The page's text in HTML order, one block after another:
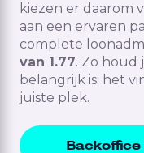
kiezen er daarom
aan een ervaren
complete
van 1.77. Zo houd
belangrijk is: het
juiste plek.
Backoffice